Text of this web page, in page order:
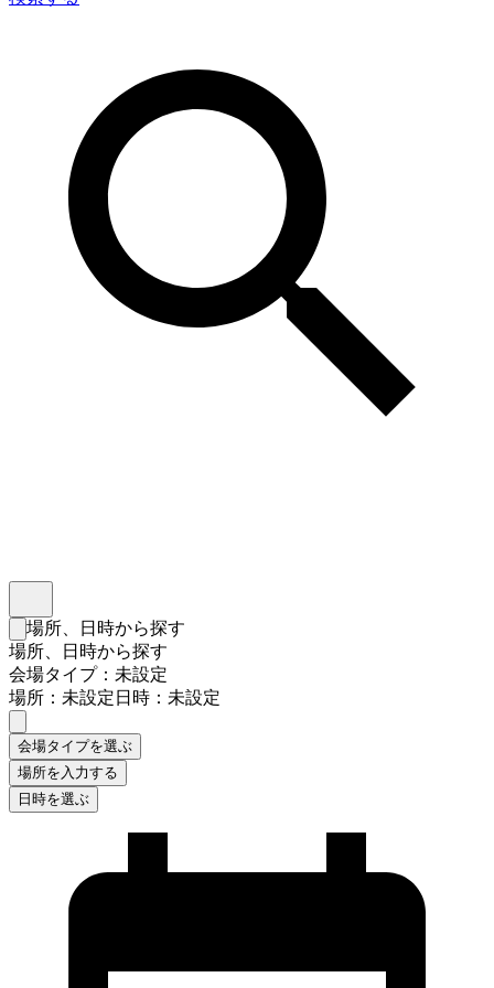
検索フォームを閉じる
場所、日時から探す
場所、日時から探す
会場タイプ：未設定
場所：未設定日時：未設定
会場タイプを選ぶ
場所を入力する
日時を選ぶ